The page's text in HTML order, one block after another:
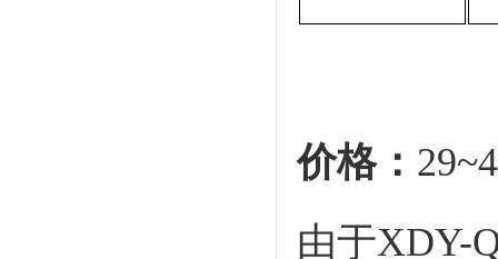
价格：
由于XDY-